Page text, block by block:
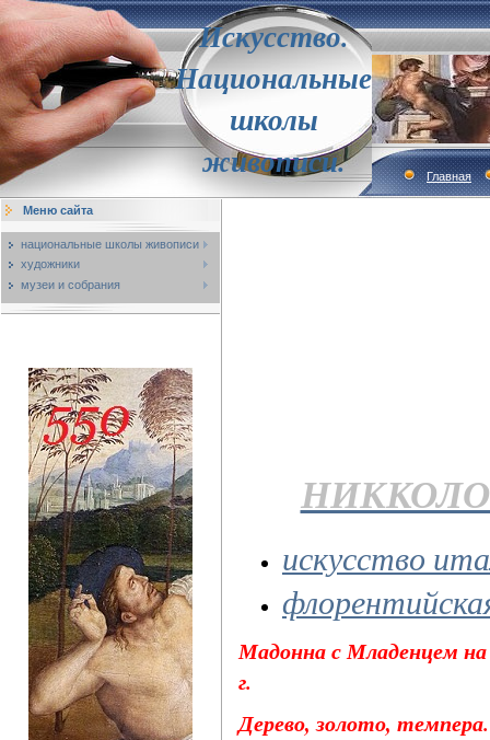
Искусство.
Национальные
школы
живописи.
Главная
Меню сайта
национальные школы живописи
художники
музеи и собрания
искусство
Мадонна с Младенцем
г.
Дерево, золото, темпера.